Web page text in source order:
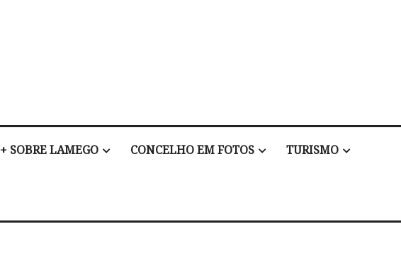
+ SOBRE LAMEGO CONCELHO EM FOTOS TURISMO